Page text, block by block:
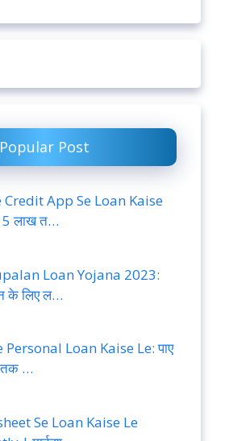
Popular Post
Credit App Se Loan Kaise
5 लाख त…
Loan Yojana 2023:
के लिए ल…
Personal Loan Kaise Le: पाए
तक …
Se Loan Kaise Le